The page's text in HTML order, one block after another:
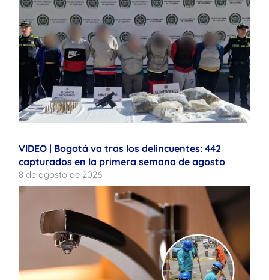
VIDEO | Bogotá va tras los delincuentes: 442
capturados en la primera semana de agosto
8 de agosto de 2026